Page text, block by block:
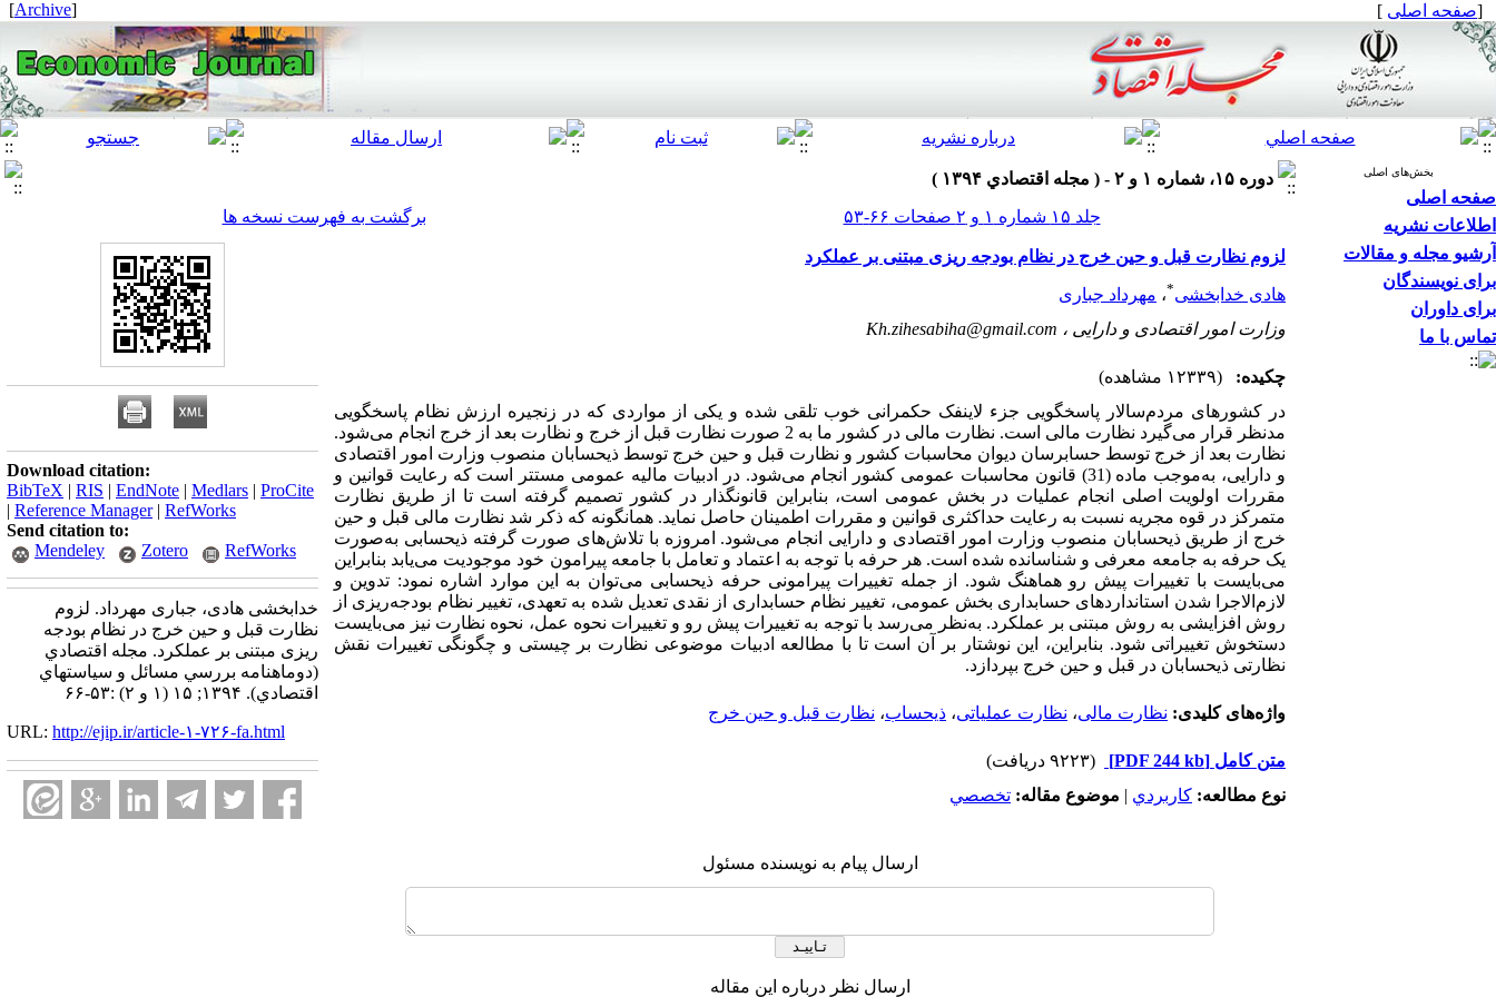
[صفحه اصلی ]
[
Archive
]
بخش‌های اصلی
صفحه اصلی
اطلاعات نشریه
آرشیو مجله و مقالات
برای نویسندگان
برای داوران
تماس با ما
دوره ۱۵، شماره ۱ و ۲ - ( مجله اقتصادي ۱۳۹۴ )
جلد ۱۵ شماره ۱ و ۲ صفحات ۶۶-۵۳
برگشت به فهرست نسخه ها
لزوم نظارت قبل و حین خرج در نظام بودجه ریزی مبتنی بر عملکرد
هادی خدابخشی*، مهرداد جباری
وزارت امور اقتصادی و دارایی ، Kh.zihesabiha@gmail.com
چکیده:
(۱۲۳۳۹ مشاهده)
در کشورهای مردم‌سالار پاسخگویی جزء لاینفک حکمرانی خوب تلقی شده و یکی از مواردی که در زنجیره ارزش نظام پاسخگویی
مدنظر قرار می‌گیرد نظارت مالی است. نظارت مالی در کشور ما به 2 صورت نظارت قبل از خرج و نظارت بعد از خرج انجام می‌شود.
نظارت بعد از خرج توسط حسابرسان دیوان محاسبات کشور و نظارت قبل و حین خرج توسط ذیحسابان منصوب وزارت امور اقتصادی
و دارایی، به‌موجب ماده (31) قانون محاسبات عمومی کشور انجام می‌شود. در ادبیات مالیه عمومی مستتر است که رعایت قوانین و
مقررات اولویت اصلی انجام عملیات در بخش عمومی است، بنابراین قانونگذار در کشور تصمیم گرفته است تا از طریق نظارت
متمرکز در قوه مجریه نسبت به رعایت حداکثری قوانین و مقررات اطمینان حاصل نماید. همانگونه که ذکر شد نظارت مالی قبل و حین
خرج از طریق ذیحسابان منصوب وزارت امور اقتصادی و دارایی انجام می‌شود. امروزه با تلاش‌های صورت گرفته ذیحسابی به‌صورت
یک حرفه به جامعه معرفی و شناسانده شده است. هر حرفه با توجه به اعتماد و تعامل با جامعه پیرامون خود موجودیت می‌یابد بنابراین
می‌بایست با تغییرات پیش ‌رو هماهنگ شود. از جمله تغییرات پیرامونی حرفه ذیحسابی می‌توان به این موارد اشاره نمود: تدوین و
لازم‌الاجرا شدن استانداردهای حسابداری بخش عمومی، تغییر نظام حسابداری از نقدی تعدیل شده به تعهدی، تغییر نظام بودجه‌ریزی از
روش افزایشی به روش مبتنی بر عملکرد. به‌نظر می‌رسد با توجه به تغییرات پیش ‌رو و تغییرات نحوه عمل، نحوه نظارت نیز می‌بایست
دستخوش تغییراتی شود. بنابراین، این نوشتار بر آن است تا با مطالعه ادبیات موضوعی نظارت بر چیستی و چگونگی تغییرات نقش
نظارتی ذیحسابان در قبل و حین خرج بپردازد.
واژه‌های کلیدی: نظارت مالی، نظارت عملیاتی، ذیحساب، نظارت قبل و حین خرج
متن کامل [PDF 244 kb]
(۹۲۲۳ دریافت)
نوع مطالعه: كاربردي | موضوع مقاله: تخصصي
ارسال پیام به نویسنده مسئول
ارسال نظر درباره این مقاله
Download citation:
BibTeX | RIS | EndNote | Medlars | ProCite
| Reference Manager| RefWorks
Send citation to:
Mendeley
Zotero RefWorks
خدابخشی هادی، جباری مهرداد. لزوم
نظارت قبل و حین خرج در نظام بودجه
ریزی مبتنی بر عملکرد. مجله اقتصادي
(دوماهنامه بررسي مسائل و سياستهاي
اقتصادي). ۱۳۹۴; ۱۵ (۱ و ۲) :۵۳-۶۶
URL: http://ejip.ir/article-۱-۷۲۶-fa.html